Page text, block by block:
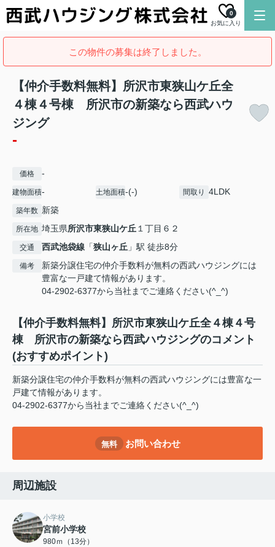
お気に入り
0
この物件の募集は終了しました。
【仲介手数料無料】所沢市東狭山ケ丘全
４棟４号棟 所沢市の新築なら西武ハウ
ジング
-
価格 -
建物面積- 土地面積-(-) 間取り 4LDK
築年数 新築
所在地 埼玉県所沢市東狭山ケ丘 １丁目６２
交通 西武池袋線 「狭山ヶ丘 」駅 徒歩8分
備考
新築分譲住宅の仲介手数料が無料の西武ハウジングには
豊富な一戸建て情報があります。
04-2902-6377から当社までご連絡ください(^_^)
【仲介手数料無料】所沢市東狭山ケ丘全４棟４号
棟 所沢市の新築なら西武ハウジングのコメント
(おすすめポイント)
新築分譲住宅の仲介手数料が無料の西武ハウジングには豊富な一
戸建て情報があります。
04-2902-6377から当社までご連絡ください(^_^)
無料 お問い合わせ
周辺施設
小学校
宮前小学校
980ｍ（13分）